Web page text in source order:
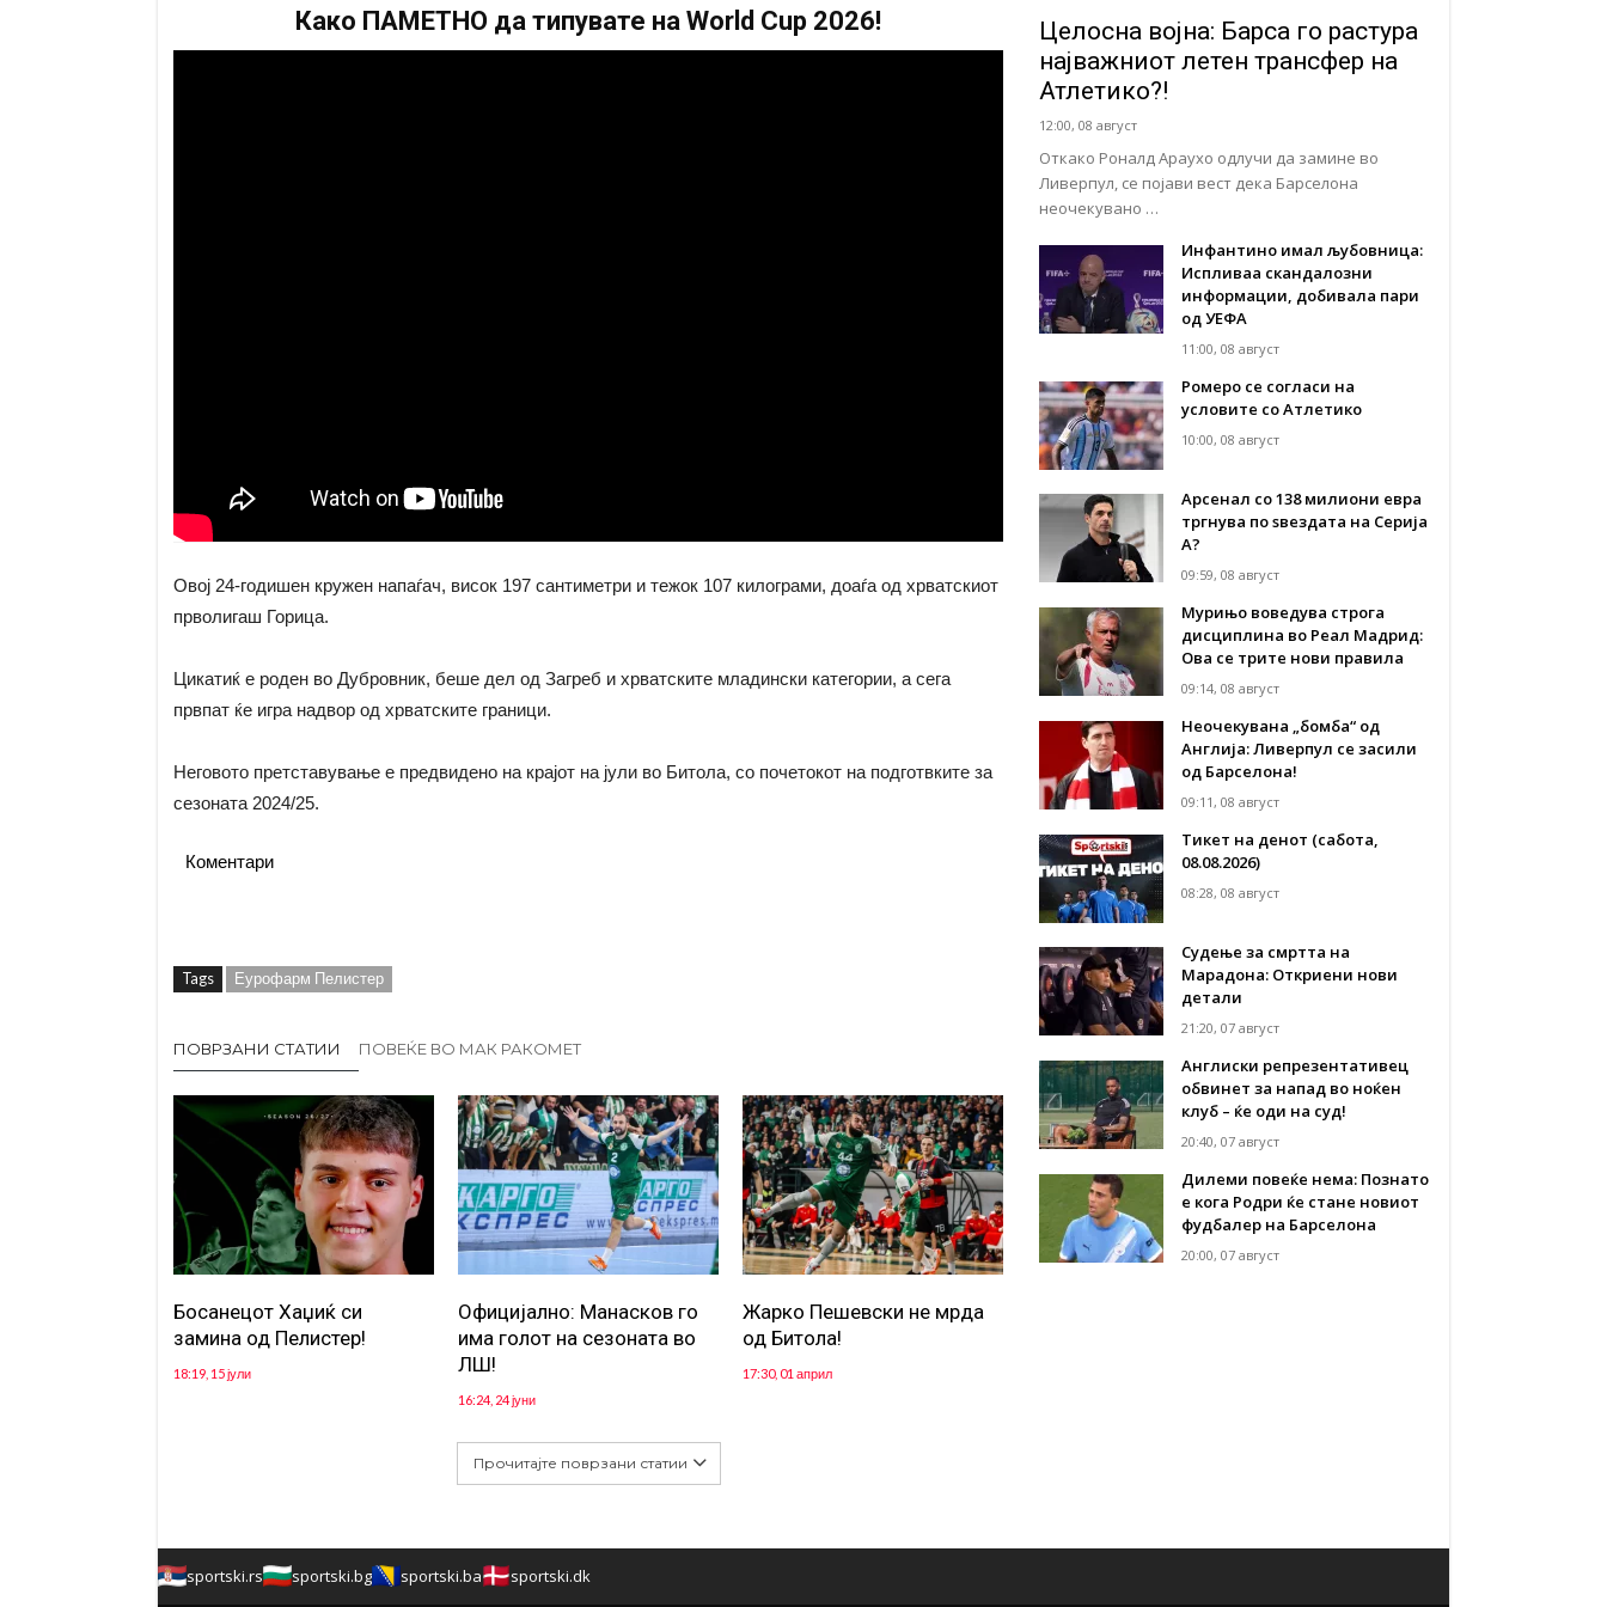
Како ПАМЕТНО да типувате на World Cup 2026!
Овој 24-годишен кружен напаѓач, висок 197 сантиметри и тежок 107 килограми, доаѓа од хрватскиот
прволигаш Горица.
Цикатиќ е роден во Дубровник, беше дел од Загреб и хрватските младински категории, а сега
првпат ќе игра надвор од хрватските граници.
Неговото претставување е предвидено на крајот на јули во Битола, со почетокот на подготвките за
сезоната 2024/25.
Коментари
Tags Еурофарм Пелистер
ПОВРЗАНИ СТАТИИ ПОВЕЌЕ ВО МАК РАКОМЕТ
Босанецот Хаџиќ си
замина од Пелистер!
18:19, 15 јули
Официјално: Манасков го
има голот на сезоната во
ЛШ!
16:24, 24 јуни
Жарко Пешевски не мрда
од Битола!
17:30, 01 април
Прочитајте поврзани статии
Целосна војна: Барса го растура
најважниот летен трансфер на
Атлетико?!
12:00, 08 август
Откако Роналд Араухо одлучи да замине во
Ливерпул, се појави вест дека Барселона
неочекувано …
Инфантино имал љубовница:
Испливаа скандалозни
информации, добивала пари
од УЕФА
11:00, 08 август
Ромеро се согласи на
условите со Атлетико
10:00, 08 август
Арсенал со 138 милиони евра
тргнува по ѕвездата на Серија
А?
09:59, 08 август
Мурињо воведува строга
дисциплина во Реал Мадрид:
Ова се трите нови правила
09:14, 08 август
Неочекувана „бомба“ од
Англија: Ливерпул се засили
од Барселона!
09:11, 08 август
Тикет на денот (сабота,
08.08.2026)
08:28, 08 август
Судење за смртта на
Марадона: Откриени нови
детали
21:20, 07 август
Англиски репрезентативец
обвинет за напад во ноќен
клуб – ќе оди на суд!
20:40, 07 август
Дилеми повеќе нема: Познато
е кога Родри ќе стане новиот
фудбалер на Барселона
20:00, 07 август
sportski.rs sportski.bg sportski.ba sportski.dk